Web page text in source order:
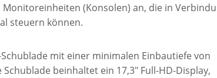
(Konsolen) an, die in
steuern können.
mit einer minimalen Einbautiefe von
beinhaltet ein 17,3″ Full-HD-Display,